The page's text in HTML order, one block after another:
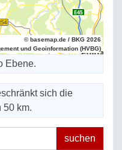
© basemap.de / BKG 2026
und Geoinformation (HVBG)
Ebene.
sich die
50 km.